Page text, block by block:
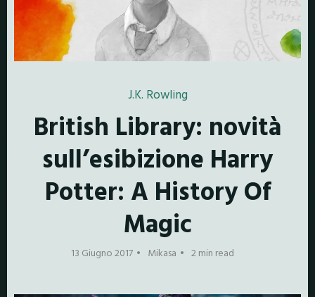
J.K. Rowling
British Library: novità
sull’esibizione Harry
Potter: A History Of
Magic
13 Giugno 2017 Mikasa 2 min read